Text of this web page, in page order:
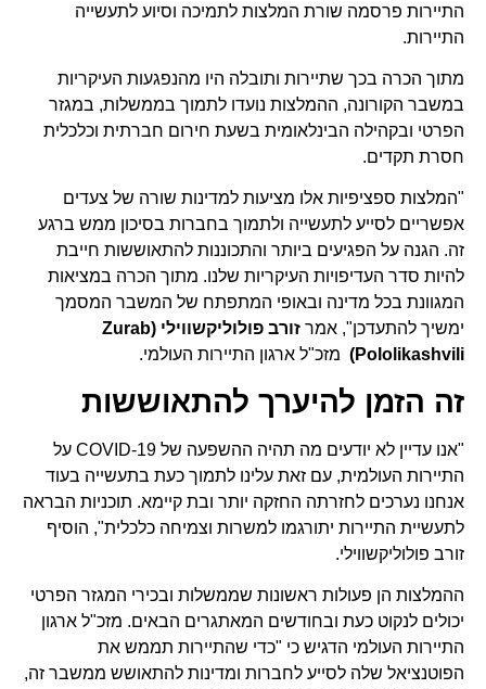
התיירות פרסמה שורת המלצות לתמיכה וסיוע לתעשייה
התיירות.
מתוך הכרה בכך שתיירות ותובלה היו מהנפגעות העיקריות
במשבר הקורונה, ההמלצות נועדו לתמוך בממשלות, במגזר
הפרטי ובקהילה הבינלאומית בשעת חירום חברתית וכלכלית
חסרת תקדים.
"המלצות ספציפיות אלו מציעות למדינות שורה של צעדים
אפשריים לסייע לתעשייה ולתמוך בחברות בסיכון ממש ברגע
זה. הגנה על הפגיעים ביותר והתכוננות להתאוששות חייבת
להיות סדר העדיפויות העיקריות שלנו. מתוך הכרה במציאות
המגוונת בכל מדינה ובאופי המתפתח של המשבר המסמך
ימשיך להתעדכן", אמר
זורב פולוליקשווילי (Zurab
Pololikashvili) מזכ"ל ארגון התיירות העולמי.
זה הזמןלהיערך להתאוששות
"אנו עדיין לא יודעים מה תהיה ההשפעה של COVID-19 על
התיירות העולמית, עם זאת עלינו לתמוך כעת בתעשייה בעוד
אנחנו נערכים לחזרתה החזקה יותר ובת קיימא. תוכניות הבראה
לתעשיית התיירות יתורגמו למשרות וצמיחה כלכלית", הוסיף
זורב פולוליקשווילי.
ההמלצות הן פעולות ראשונות שממשלות ובכירי המגזר הפרטי
יכולים לנקוט כעת ובחודשים המאתגרים הבאים. מזכ"ל ארגון
התיירות העולמי הדגיש כי "כדי שהתיירות תממש את
הפוטנציאל שלה לסייע לחברות ומדינות להתאושש ממשבר זה,